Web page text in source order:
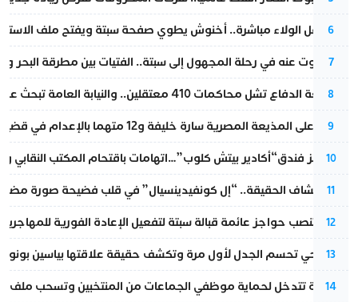
6
بعد حفل الولاء مباشرة.. أخنوش يطوي صفحة سبتة ويفتح ملف
7
المسكوت عنه في رحلة المجهول إلى سبتة.. الفتيات بين مطرقة البحر
8
مقاطعة الدفاع تشل محاكمات 410 معتقلين.. والنيابة العامة تبحث عن حل قانوني
9
الحكم على المذيعة المصرية سارة خليفة و12 متهما بالإعدام في قضية هزت بلاد الفراعنة
10
أزمة تهز فندق“أكادير بيتش كلوب”…اتهامات باقتحام المكتب النقابي
11
بعد انكشاف الحقيقة.. “إل كونفيدينسيال” في قلب فضيحة صورة
12
إسبانيا تنصب حواجز عائمة قبالة سبتة لتفعيل الإعادة الفورية للمهاجرين
13
نورا فتحي تحسم الجدل لأول مرة وتكشف حقيقة علاقتها بياسين بونو
14
الداخلية تتدخل لحماية موظفي الجماعات من المنتخبين وتسحب ملف